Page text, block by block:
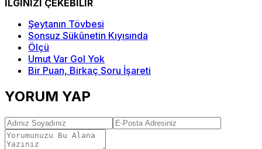
İLGİNİZİ ÇEKEBİLİR
Şeytanın Tövbesi
Sonsuz Sükûnetin Kıyısında
Ölçü
Umut Var Gol Yok
Bir Puan, Birkaç Soru İşareti
YORUM YAP